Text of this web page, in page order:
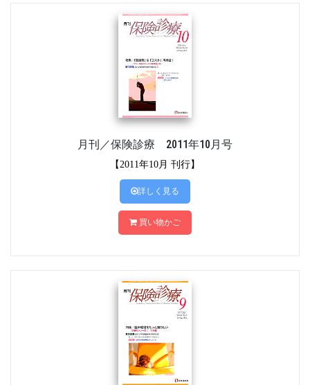
月刊／保険診療 2011年10月号
【2011年10月 刊行】
詳しく見る
買い物かご